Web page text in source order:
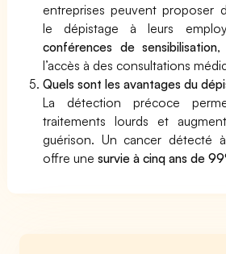
entreprises peuvent proposer
le dépistage à leurs
conférences de sensibilisation,
l’accès à des consultations
Quels sont les avantages du
La détection précoce
traitements lourds et
guérison. Un cancer détecté
offre unesurvie à cinq ans de